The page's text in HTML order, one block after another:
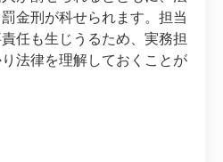
金刑が科せられます。担当
任も生じうるため、実務担
法律を理解しておくことが